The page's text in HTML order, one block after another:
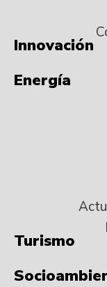
Innovación
Energía
Turismo